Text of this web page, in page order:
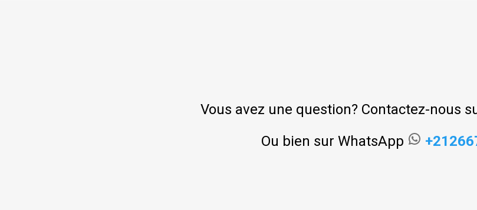
Vous avez une question? Contactez-nous
Ou bien sur WhatsApp